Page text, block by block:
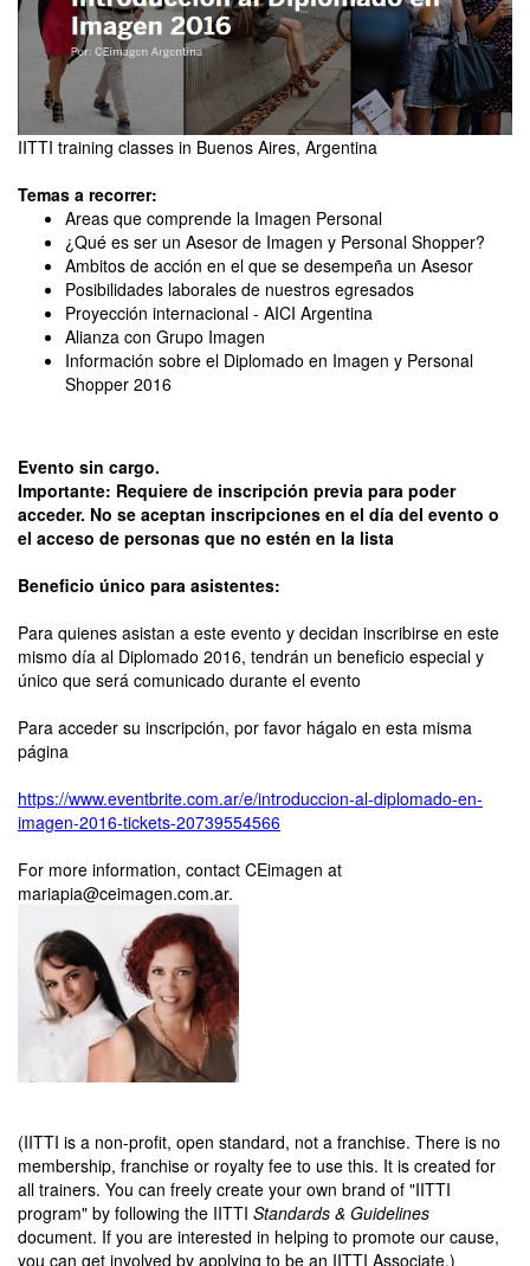
IITTI training classes in Buenos Aires, Argentina
Temas a recorrer:
Areas que comprende la Imagen Personal
¿Qué es ser un Asesor de Imagen y Personal Shopper?
Ambitos de acción en el que se desempeña un Asesor
Posibilidades laborales de nuestros egresados
Proyección internacional - AICI Argentina
Alianza con Grupo Imagen
Información sobre el Diplomado en Imagen y Personal
Shopper 2016
Evento sin cargo.
Importante: Requiere de inscripción previa para poder
acceder. No se aceptan inscripciones en el día del evento o
el acceso de personas que no estén en la lista
Beneficio único para asistentes:
Para quienes asistan a este evento y decidan inscribirse en este
mismo día al Diplomado 2016, tendrán un beneficio especial y
único que será comunicado durante el evento
Para acceder su inscripción, por favor hágalo en esta misma
página
https://www.eventbrite.com.ar/e/introduccion-al-diplomado-en-
imagen-2016-tickets-20739554566
For more information, contact CEimagen at
mariapia@ceimagen.com.ar.
(IITTI is a non-profit, open standard, not a franchise. There is no
membership, franchise or royalty fee to use this. It is created for
all trainers. You can freely create your own brand of "IITTI
program" by following the IITTI Standards & Guidelines
document. If you are interested in helping to promote our cause,
you can get involved by applying to be an IITTI Associate.)